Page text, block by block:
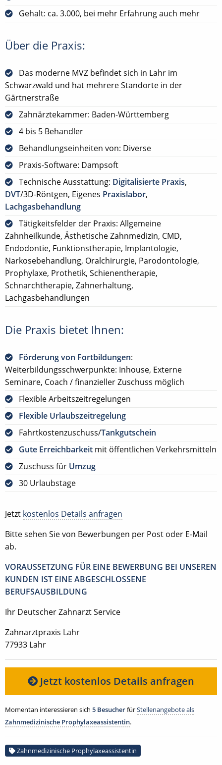
Gehalt: ca. 3.000, bei mehr Erfahrung auch mehr
Über die Praxis:
Das moderne MVZ befindet sich in Lahr im
Schwarzwald und hat mehrere Standorte in der
Gärtnerstraße
Zahnärztekammer: Baden-Württemberg
4 bis 5 Behandler
Behandlungseinheiten von: Diverse
Praxis-Software: Dampsoft
Technische Ausstattung: Digitalisierte Praxis,
DVT/3D-Röntgen, Eigenes Praxislabor,
Lachgasbehandlung
Tätigkeitsfelder der Praxis: Allgemeine
Zahnheilkunde, Ästhetische Zahnmedizin, CMD,
Endodontie, Funktionstherapie, Implantologie,
Narkosebehandlung, Oralchirurgie, Parodontologie,
Prophylaxe, Prothetik, Schienentherapie,
Schnarchtherapie, Zahnerhaltung,
Lachgasbehandlungen
Die Praxis bietet Ihnen:
Förderung von Fortbildungen:
Weiterbildungsschwerpunkte: Inhouse, Externe
Seminare, Coach / finanzieller Zuschuss möglich
Flexible Arbeitszeitregelungen
Flexible Urlaubszeitregelung
Fahrtkostenzuschuss/Tankgutschein
Gute Erreichbarkeit mit öffentlichen Verkehrsmitteln
Zuschuss für Umzug
30 Urlaubstage
Jetzt kostenlos Details anfragen
Bitte sehen Sie von Bewerbungen per Post oder E-Mail
ab.
VORAUSSETZUNG FÜR EINE BEWERBUNG BEI UNSEREN
KUNDEN IST EINE ABGESCHLOSSENE
BERUFSAUSBILDUNG
Ihr Deutscher Zahnarzt Service
Zahnarztpraxis Lahr
77933 Lahr
Jetzt kostenlos Details anfragen
Momentan interessieren sich 5 BesucherfürStellenangebote als
Zahnmedizinische Prophylaxeassistentin.
Zahnmedizinische Prophylaxeassistentin